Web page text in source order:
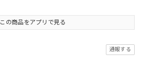
この商品をアプリで見る
通報する